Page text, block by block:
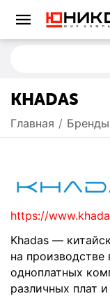
KHADAS
Главная / Бренды
https://
Khadas —
на производстве
одноплатных
различных плат